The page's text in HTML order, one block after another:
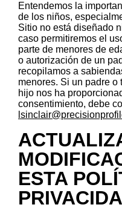
Entendemos la
de los niños,
Sitio no está diseñado
caso permitiremos el
parte de menores de
o autorización de un
recopilamos a
menores. Si un padre o
hijo nos ha
consentimiento, debe
ESTA